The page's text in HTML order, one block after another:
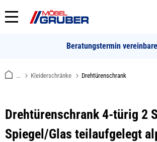
springen
Beratungstermin
... Kleiderschränke Drehtürenschrank
Drehtürenschrank 4-türig 2
Spiegel/Glas teilaufgelegt